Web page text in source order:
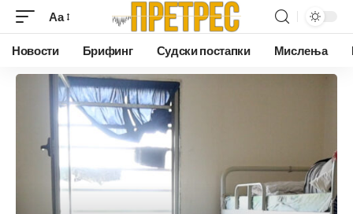
Аа
Новости Брифинг Судски постапки Мислења